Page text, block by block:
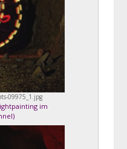
09975_1.jpg
im
)